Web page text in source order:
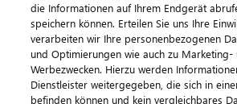
die Informationen auf Ihrem Endgerät
speichern können. Erteilen Sie uns Ihre
verarbeiten wir Ihre personenbezogenen
und Optimierungen wie auch zu Marketing-
Werbezwecken. Hierzu werden
Dienstleister weitergegeben, die sich in
befinden können und kein vergleichbares